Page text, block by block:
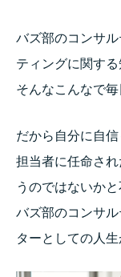
バズ部のコンサ
ティングに関す
そんなこんなで
だから自分に自
担当者に任命さ
うのではないか
バズ部のコンサ
ターとしての人生